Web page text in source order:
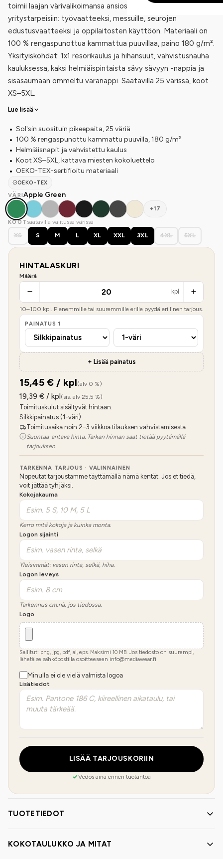
toimii laajan värivalikoimansa ansiosta lähes kaikkiin
yritystarpeisiin: työvaatteeksi, messuille, seurojen
edustusvaatteeksi ja oppilaitosten käyttöön. Materiaali on
100 % rengaspunottua kammattua puuvillaa, paino 180 g/m².
Yksityiskohdat: 1x1 resorikaulus ja hihansuut, vahvistusnauha
kauluksessa, kaksi helmiäispintaista sävy sävyyn -nappia ja
sisäsaumaan ommeltu varanappi. Saatavilla 25 värissä, koot
XS–5XL.
Lue lisää
Sol'sin suosituin pikeepaita, 25 väriä
100 % rengaspunottu kammattu puuvilla, 180 g/m²
Helmiäisnapit ja vahvistettu kaulus
Koot XS–5XL, kattava miesten kokoluettelo
OEKO-TEX-sertifioitu materiaali
OEKO-TEX
VÄRIApple Green
+17
KOOT saatavilla valitussa värissä
XS
S M L XL XXL 3XL 4XL 5XL
HINTALASKURI
Määrä
kpl
10–100 kpl. Pienemmille tai suuremmille erille pyydä erillinen tarjous.
PAINATUS 1
+ Lisää painatus
15,45 € / kpl(alv 0 %)
19,39 € / kpl(sis. alv 25,5 %)
Toimituskulut sisältyvät hintaan.
Silkkipainatus (1-väri)
Toimitusaika noin 2–3 viikkoa tilauksen vahvistamisesta.
Suuntaa-antava hinta. Tarkan hinnan saat tietää pyytämällä
tarjouksen.
TARKENNA TARJOUS · VALINNAINEN
Nopeutat tarjoustamme täyttämällä nämä kentät. Jos et tiedä,
voit jättää tyhjäksi.
Kokojakauma
Kerro mitä kokoja ja kuinka monta.
Logon sijainti
Yleisimmät: vasen rinta, selkä, hiha.
Logon leveys
Tarkennus cm:nä, jos tiedossa.
Logo
Sallitut: png, jpg, pdf, ai, eps. Maksimi 10 MB. Jos tiedosto on suurempi,
lähetä se sähköpostilla osoitteeseen info@mediawear.fi
Minulla ei ole vielä valmista logoa
Lisätiedot
LISÄÄ TARJOUSKORIIN
Vedos aina ennen tuotantoa
TUOTETIEDOT
KOKOTAULUKKO JA MITAT